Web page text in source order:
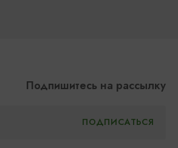
Подпишитесь на рассылку